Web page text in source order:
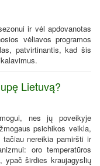
ir vėl apdovanotas
vėliavos programos
patvirtinantis, kad šis
Lietuvą?
nes jų poveikyje
psichikos veikla,
nereikia pamiršti ir
oro temperatūros
ypač širdies kraujagyslių